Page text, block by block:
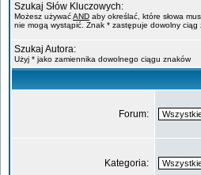
Szukaj Słów Kluczowych:
Możesz używaćAND aby określać, które słowa
nie mogą wystąpić. Znak * zastępuje dowolny
Szukaj Autora:
Użyj * jako zamiennika dowolnego ciągu znaków
Forum:
Kategoria: